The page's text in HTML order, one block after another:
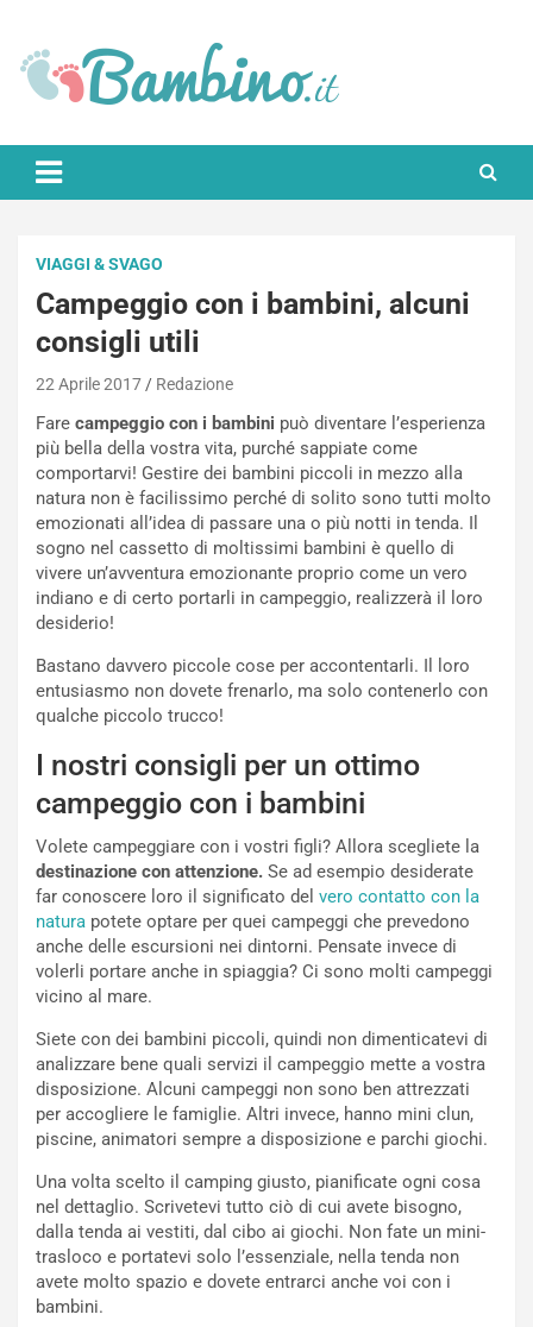
content
Bambino.it
VIAGGI & SVAGO
Campeggio con i bambini, alcuni
consigli utili
22 Aprile 2017 Redazione
Fare campeggio con i bambini può diventare l’esperienza
più bella della vostra vita, purché sappiate come
comportarvi! Gestire dei bambini piccoli in mezzo alla
natura non è facilissimo perché di solito sono tutti molto
emozionati all’idea di passare una o più notti in tenda. Il
sogno nel cassetto di moltissimi bambini è quello di
vivere un’avventura emozionante proprio come un vero
indiano e di certo portarli in campeggio, realizzerà il loro
desiderio!
Bastano davvero piccole cose per accontentarli. Il loro
entusiasmo non dovete frenarlo, ma solo contenerlo con
qualche piccolo trucco!
I nostri consigli per un ottimo
campeggio con i bambini
Volete campeggiare con i vostri figli? Allora scegliete la
destinazione con attenzione. Se ad esempio desiderate
far conoscere loro il significato del vero contatto con la
natura potete optare per quei campeggi che prevedono
anche delle escursioni nei dintorni. Pensate invece di
volerli portare anche in spiaggia? Ci sono molti campeggi
vicino al mare.
Siete con dei bambini piccoli, quindi non dimenticatevi di
analizzare bene quali servizi il campeggio mette a vostra
disposizione. Alcuni campeggi non sono ben attrezzati
per accogliere le famiglie. Altri invece, hanno mini clun,
piscine, animatori sempre a disposizione e parchi giochi.
Una volta scelto il camping giusto, pianificate ogni cosa
nel dettaglio. Scrivetevi tutto ciò di cui avete bisogno,
dalla tenda ai vestiti, dal cibo ai giochi. Non fate un mini-
trasloco e portatevi solo l’essenziale, nella tenda non
avete molto spazio e dovete entrarci anche voi con i
bambini.